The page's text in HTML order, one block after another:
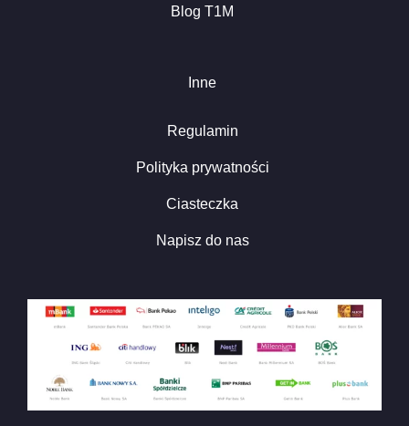
Blog T1M
Inne
Regulamin
Polityka prywatności
Ciasteczka
Napisz do nas